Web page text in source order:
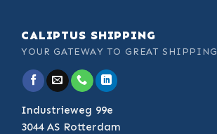
CALIPTUS SHIPPING
YOUR GATEWAY TO GREAT SHIPPING
Industrieweg 99e
3044 AS Rotterdam